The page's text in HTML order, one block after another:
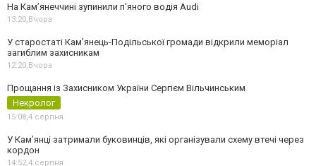
На Камʼянеччині зупинили п'яного водія Audi
13:20,Вчора
У старостаті Кам’янець-Подільської громади відкрили меморіал
загиблим захисникам
12:20,Вчора
Прощання із Захисником України Сергієм Вільчинським
Некролог
15:08,4 серпня
У Кам’янці затримали буковинців, які організували схему втечі через
кордон
14:52,4 серпня